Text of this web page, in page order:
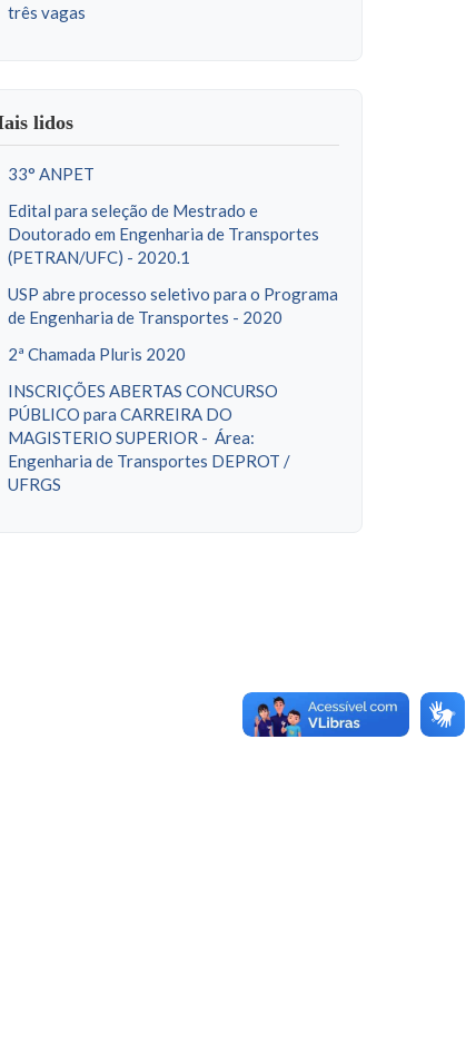
três vagas
lidos
33° ANPET
Edital para seleção de Mestrado e
Doutorado em Engenharia de Transportes
(PETRAN/UFC) - 2020.1
USP abre processo seletivo para o Programa
de Engenharia de Transportes - 2020
2ª Chamada Pluris 2020
INSCRIÇÕES ABERTAS CONCURSO
PÚBLICO para CARREIRA DO
MAGISTERIO SUPERIOR - Área:
Engenharia de Transportes DEPROT /
UFRGS